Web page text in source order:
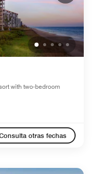
with two-bedroom
otras fechas